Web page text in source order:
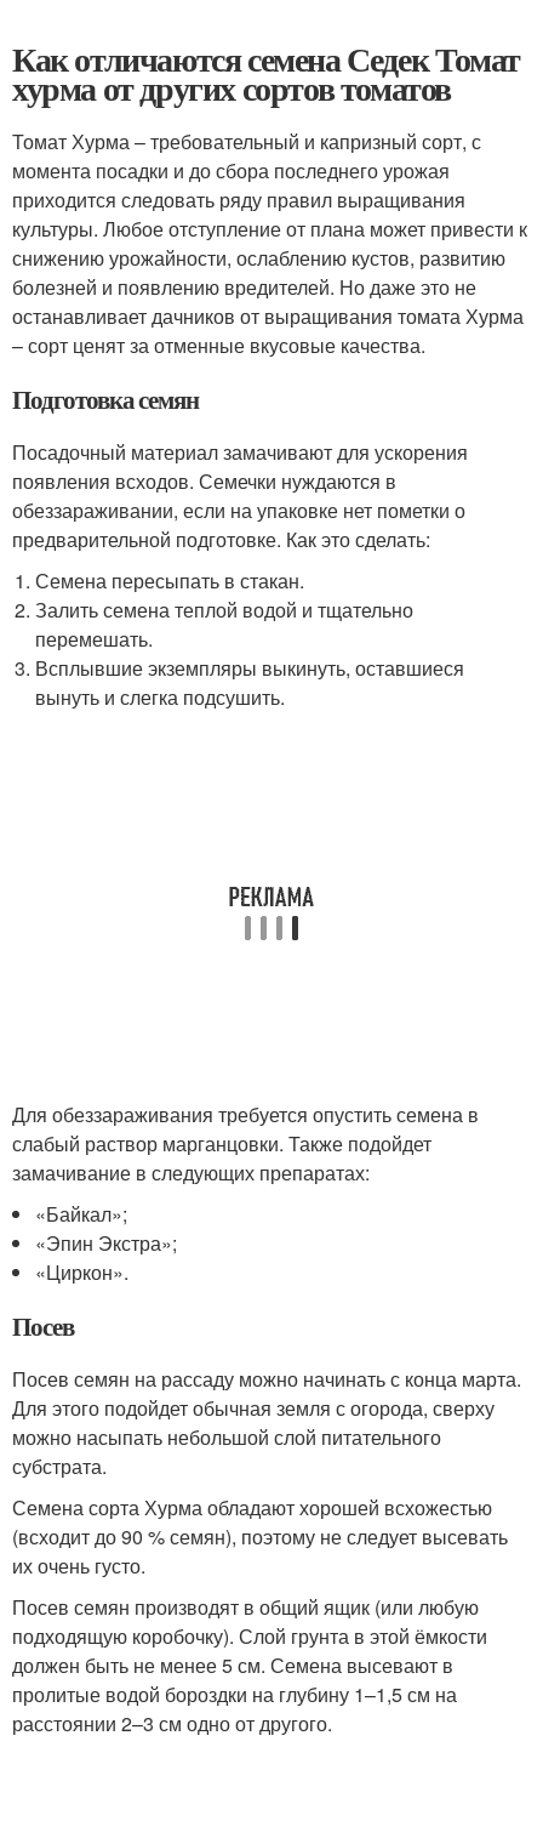
Как отличаются семена Седек Томат
хурма от других сортов томатов
Томат Хурма – требовательный и капризный сорт, с
момента посадки и до сбора последнего урожая
приходится следовать ряду правил выращивания
культуры. Любое отступление от плана может привести к
снижению урожайности, ослаблению кустов, развитию
болезней и появлению вредителей. Но даже это не
останавливает дачников от выращивания томата Хурма
– сорт ценят за отменные вкусовые качества.
Подготовка семян
Посадочный материал замачивают для ускорения
появления всходов. Семечки нуждаются в
обеззараживании, если на упаковке нет пометки о
предварительной подготовке. Как это сделать:
Семена пересыпать в стакан.
Залить семена теплой водой и тщательно
перемешать.
Всплывшие экземпляры выкинуть, оставшиеся
вынуть и слегка подсушить.
Для обеззараживания требуется опустить семена в
слабый раствор марганцовки. Также подойдет
замачивание в следующих препаратах:
«Байкал»;
«Эпин Экстра»;
«Циркон».
Посев
Посев семян на рассаду можно начинать с конца марта.
Для этого подойдет обычная земля с огорода, сверху
можно насыпать небольшой слой питательного
субстрата.
Семена сорта Хурма обладают хорошей всхожестью
(всходит до 90 % семян), поэтому не следует высевать
их очень густо.
Посев семян производят в общий ящик (или любую
подходящую коробочку). Слой грунта в этой ёмкости
должен быть не менее 5 см. Семена высевают в
пролитые водой бороздки на глубину 1–1,5 см на
расстоянии 2–3 см одно от другого.